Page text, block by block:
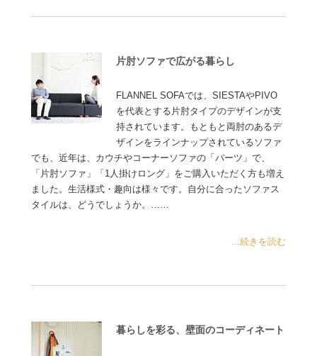
片肘ソファで広がる暮らし
FLANNEL SOFAでは、SIESTAやPIVO
を代表とする片肘タイプのデザインが支
持されています。もともと両肘のあるデ
ザインをラインナップされているソファ
でも、近年は、カウチやコーナーソファの「パーツ」で、
「片肘ソファ」「1人掛けロング」をご購入いただく方も増え
ました。生活様式・趣向は様々です。自分に合ったソファス
タイルは、どうでしょうか。……
...続きを読む
暮らしを彩る、壁面のコーディネート